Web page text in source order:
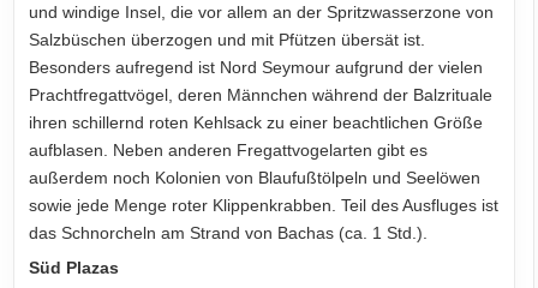
und windige Insel, die vor allem an der Spritzwasserzone von
Salzbüschen überzogen und mit Pfützen übersät ist.
Besonders aufregend ist Nord Seymour aufgrund der vielen
Prachtfregattvögel, deren Männchen während der Balzrituale
ihren schillernd roten Kehlsack zu einer beachtlichen Größe
aufblasen. Neben anderen Fregattvogelarten gibt es
außerdem noch Kolonien von Blaufußtölpeln und Seelöwen
sowie jede Menge roter Klippenkrabben. Teil des Ausfluges ist
das Schnorcheln am Strand von Bachas (ca. 1 Std.).
Süd Plazas